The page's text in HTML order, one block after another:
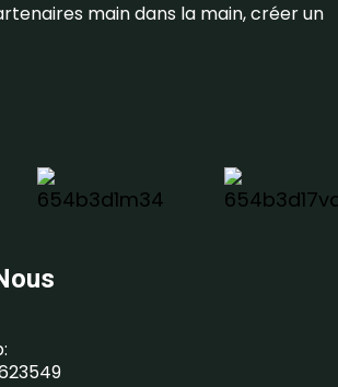
main dans la main, créer un